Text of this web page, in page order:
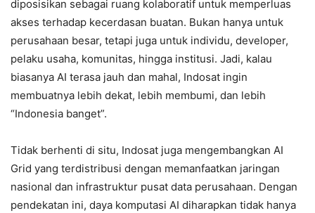
diposisikan sebagai ruang kolaboratif untuk memperluas
akses terhadap kecerdasan buatan. Bukan hanya untuk
perusahaan besar, tetapi juga untuk individu, developer,
pelaku usaha, komunitas, hingga institusi. Jadi, kalau
biasanya AI terasa jauh dan mahal, Indosat ingin
membuatnya lebih dekat, lebih membumi, dan lebih
“Indonesia banget”.
Tidak berhenti di situ, Indosat juga mengembangkan AI
Grid yang terdistribusi dengan memanfaatkan jaringan
nasional dan infrastruktur pusat data perusahaan. Dengan
pendekatan ini, daya komputasi AI diharapkan tidak hanya